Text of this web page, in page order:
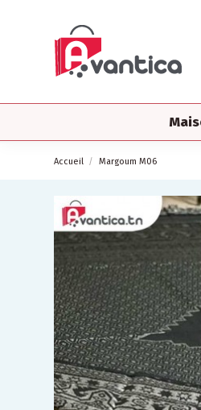
Accueil Margoum M06